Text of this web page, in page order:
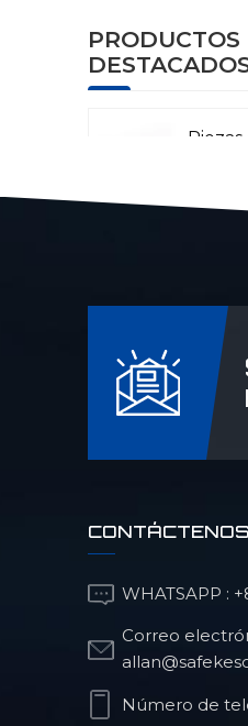
PRODUCTOS
CNC
Pieza
óptica
CONTÁCTENOS
WHATSAPP :
Correo
Número de